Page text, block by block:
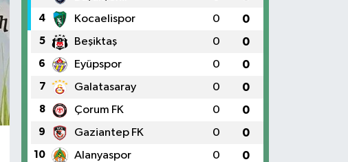
4 Kocaelispor 0 0
5 Beşiktaş 0 0
6 Eyüpspor 0 0
7 Galatasaray 0 0
8 Çorum FK 0 0
9 Gaziantep FK 0 0
10 Alanyaspor 0 0